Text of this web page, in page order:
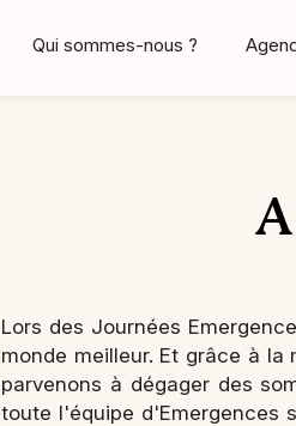
Qui sommes-nous ?
Lors des Journées
monde meilleur. Et grâce à
parvenons à dégager des
toute l'équipe d'Emergences